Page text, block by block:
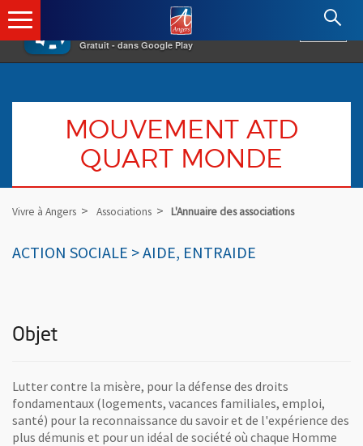
×
Gratuit - dans Google Play
Angers.fr : Retour à l'accueil
MOUVEMENT ATD
QUART MONDE
Vivre à Angers Associations L'Annuaire des associations
ACTION SOCIALE > AIDE, ENTRAIDE
Objet
Lutter contre la misère, pour la défense des droits
fondamentaux (logements, vacances familiales, emploi,
santé) pour la reconnaissance du savoir et de l'expérience des
plus démunis et pour un idéal de société où chaque Homme